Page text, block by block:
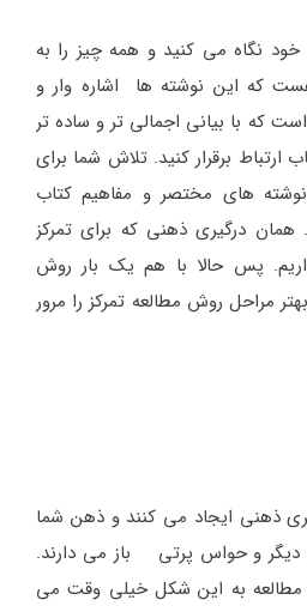
خود نگاه می کنید و همه چیز را به
که این نوشته ها اشاره وار و
که با بیانی اجمالی تر و ساده تر
برقرار کنید. تلاش شما برای
نوشته های مختصر و مفاهیم کتاب
درگیری ذهنی که برای تمرکز
پس حالا با هم یک بار روش
مراحل روش مطالعه تمرکز را مرور
ذهنی ایجاد می کنند و ذهن شما
دیگر و حواس پرتی باز می دارند.
مطالعه به این شکل خیلی وقت می